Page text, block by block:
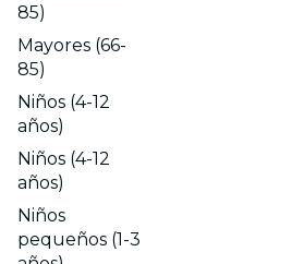
85)
Mayores (66-
85)
Niños (4-12
años)
Niños (4-12
años)
Niños
pequeños (1-3